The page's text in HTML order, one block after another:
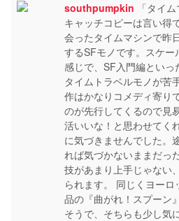
southpumpkin 「タイ
キャッチコピーは言い得
会ったタイムマシンで昨
するSFモノです。スケ
感じで、SF入門編といっ
タイムトラベルモノが苦
作はかなりコメディ寄り
のが先行してくるので見
活いいな！と思わせてく
に気づきませんでした。
れば気づかないままだっ
技があまり上手じゃない
られます。 同じくヨー
品の『曲がれ！スプーン
そうで、そちらも少し気